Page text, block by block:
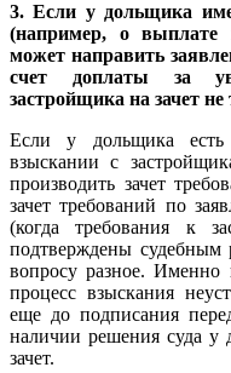
3. Если у дольщика
(например, о выплате
может направить
счет доплаты за
застройщика на зачет не
Если у дольщика есть
взыскании с
производить зачет
зачет требований по
(когда требования к
подтверждены
вопросу разное. Именно
процесс взыскания
еще до подписания
наличии решения суда у
зачет.